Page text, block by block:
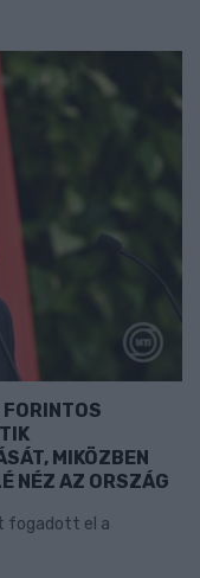
MIKÖZBEN
NÉZ AZ ORSZÁG
fogadott el a